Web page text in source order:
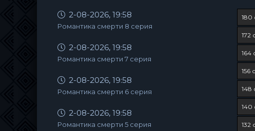
2-08-2026, 19:58
Романтика смерти 8 серия
2-08-2026, 19:58
Романтика смерти 7 серия
2-08-2026, 19:58
Романтика смерти 6 серия
2-08-2026, 19:58
Романтика смерти 5 серия
180
172
164
156
148
140
132